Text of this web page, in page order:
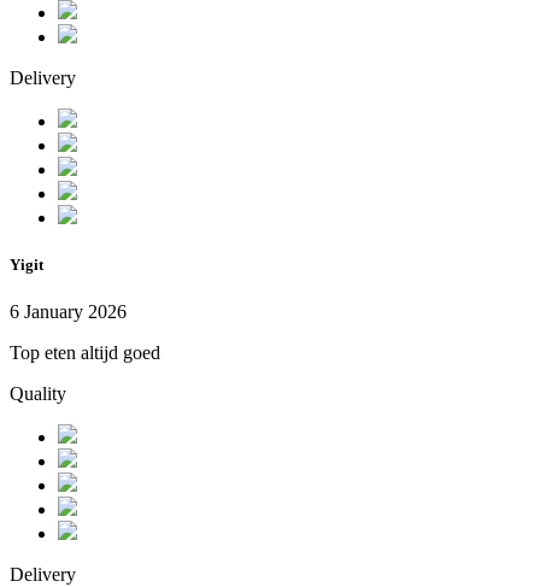
Delivery
Yigit
6 January 2026
Top eten altijd goed
Quality
Delivery